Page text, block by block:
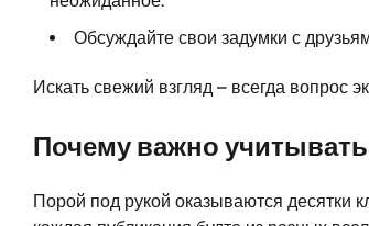
Обсуждайте свои задумки с
Искать свежий взгляд – всегда вопрос
Почему важно
Порой под рукой оказываются десятки